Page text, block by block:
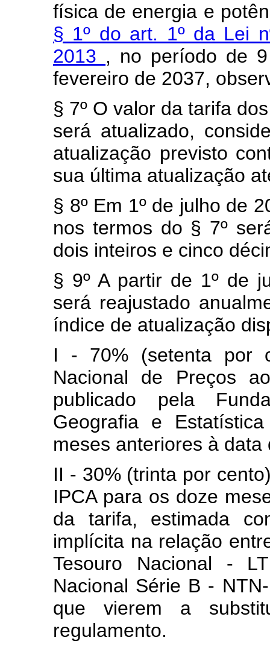
física de energia e
§ 1º do art. 1º da Lei
2013 , no período de
fevereiro de 2037,
§ 7º O valor da tarifa
será atualizado,
atualização previsto
sua última atualização
§ 8º Em 1º de julho de
nos termos do § 7º
dois inteiros e cinco
§ 9º A partir de 1º de
será reajustado
índice de atualização
I - 70% (setenta por
Nacional de Preços
publicado pela
Geografia e
meses anteriores à
II - 30% (trinta por
IPCA para os doze
da tarifa, estimada
implícita na relação
Tesouro Nacional -
Nacional Série B -
que vierem a
regulamento.